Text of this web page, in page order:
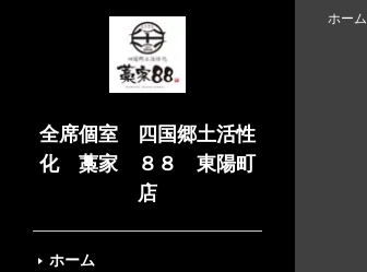
全席個室 四国郷土活性
化 藁家 ８８ 東陽町
店
ホーム
ホーム